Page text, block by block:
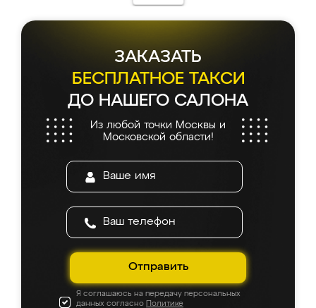
ЗАКАЗАТЬ
БЕСПЛАТНОЕ ТАКСИ
ДО НАШЕГО САЛОНА
Из любой точки Москвы и
Московской области!
Отправить
Я соглашаюсь на передачу персональных
данных согласно Политике